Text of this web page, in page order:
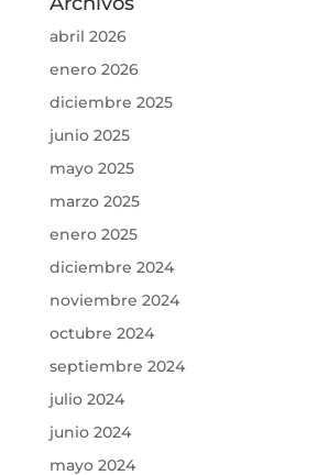
abril 2026
enero 2026
diciembre 2025
junio 2025
mayo 2025
marzo 2025
enero 2025
diciembre 2024
noviembre 2024
octubre 2024
septiembre 2024
julio 2024
junio 2024
mayo 2024